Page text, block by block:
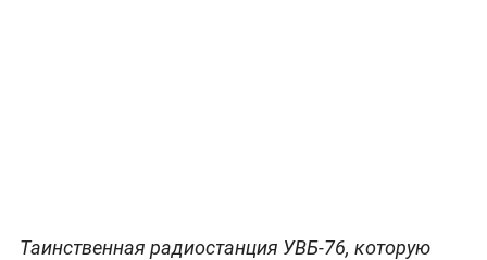
Таинственная радиостанция УВБ-76, которую